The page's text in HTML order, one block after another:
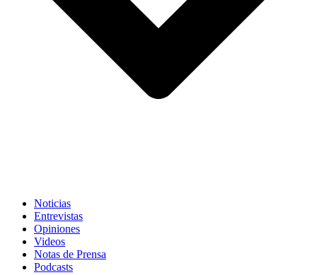
Noticias
Entrevistas
Opiniones
Videos
Notas de Prensa
Podcasts